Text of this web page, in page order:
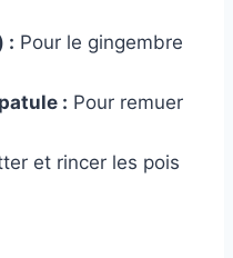
: Pour le gingembre
: Pour remuer
et rincer les pois